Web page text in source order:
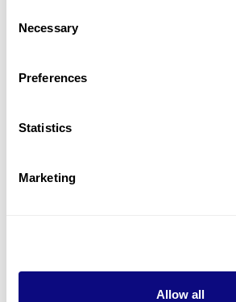
Selection
Necessary
Preferences
Statistics
Marketing
Allow all
미진단된 경우에 재분석을 통해 후속 케어를
최신 유전학 정보 제공
블로그와 뉴스레터를 통해 최신 유전학 정보
쓰리빌리언은 유전자 진단에 필요한 여러 기술의 개
더 정확한 변이 해석과 높은 진단율을 위한 쓰리빌